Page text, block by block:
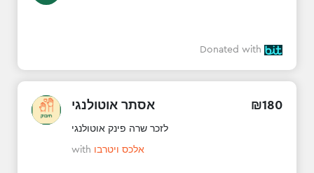
Donated with
אסתר אוטולנגי ₪180
לזכר שרה פינק אוטולנגי
with אלכס ויטרבו